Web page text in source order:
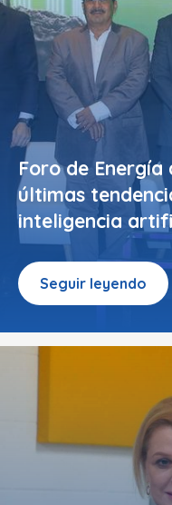
Foro de Energía
últimas
inteligencia
Seguir leyendo